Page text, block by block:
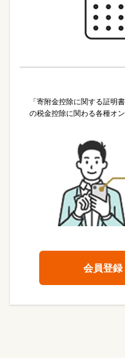
「寄附金控除に関する証明
の税金控除に関わる各種オ
会員登